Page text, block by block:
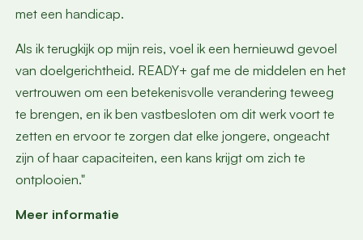
met een handicap.
Als ik terugkijk op mijn reis, voel ik een hernieuwd gevoel
van doelgerichtheid. READY+ gaf me de middelen en het
vertrouwen om een betekenisvolle verandering teweeg
te brengen, en ik ben vastbesloten om dit werk voort te
zetten en ervoor te zorgen dat elke jongere, ongeacht
zijn of haar capaciteiten, een kans krijgt om zich te
ontplooien."
Meer informatie